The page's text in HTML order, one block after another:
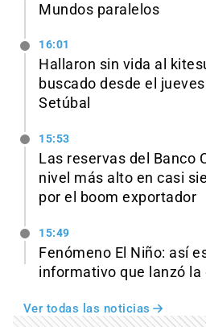
Mundos paralelos
16:01
Hallaron sin vida al
buscado desde el
Setúbal
15:53
Las reservas del Banco
nivel más alto en casi
por el boom exportador
15:49
Fenómeno El Niño: así
informativo que lanzó la
Ver todas las noticias